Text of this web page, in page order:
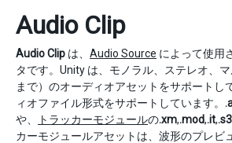
Audio Clip
Audio Clip は、 Audio Source によって使用
タです。Unity は、モノラル、ステレオ、
まで）のオーディオアセットをサポートし
ィオファイル形式をサポートしています。
や、
トラッカーモジュールの.xm,.mod,.it,
カーモジュールアセットは、波形のプレビ